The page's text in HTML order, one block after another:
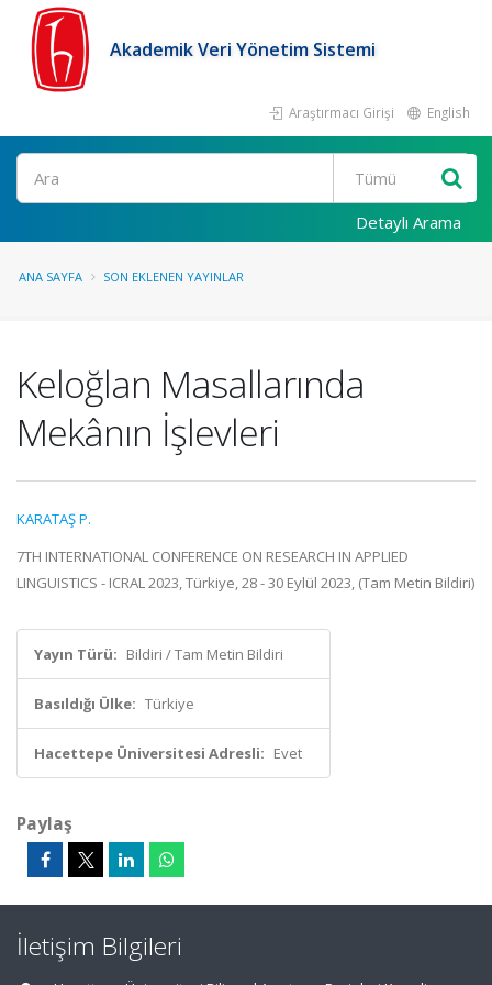
Akademik Veri Yönetim Sistemi
Araştırmacı Girişi English
Ara
Detaylı Arama
ANA SAYFA SON EKLENEN YAYINLAR
Keloğlan Masallarında
Mekânın İşlevleri
KARATAŞ P.
7TH INTERNATIONAL CONFERENCE ON RESEARCH IN APPLIED
LINGUISTICS - ICRAL 2023, Türkiye, 28 - 30 Eylül 2023, (Tam Metin Bildiri)
Yayın Türü: Bildiri / Tam Metin Bildiri
Basıldığı Ülke: Türkiye
Hacettepe Üniversitesi Adresli: Evet
Paylaş
İletişim Bilgileri